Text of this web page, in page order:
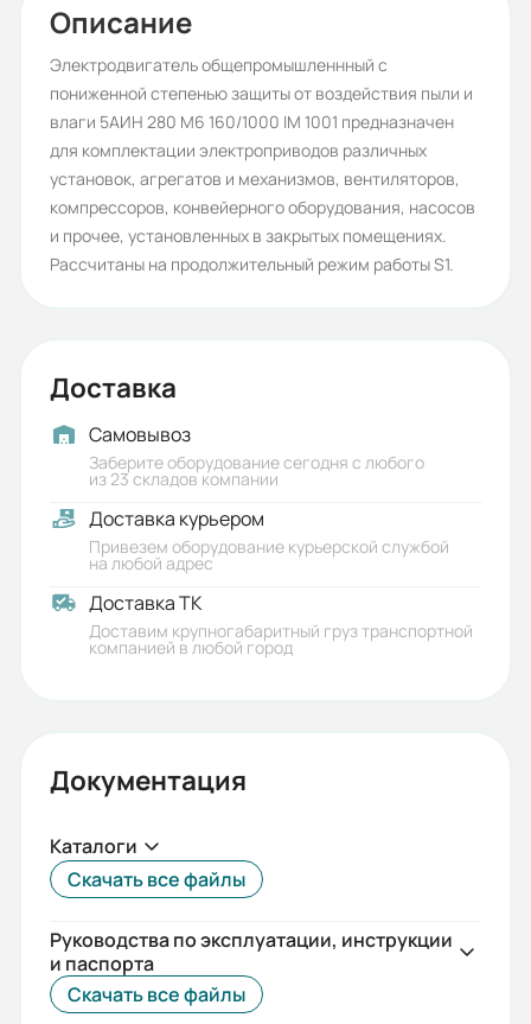
380/660
Количество полюсов:
6
Высота оси вращения (мм):
280
Стандарт:
ГОСТ
Бренд:
5АИ
Класс защиты (IP):
23
Iп/Iн:
6
У1/У2
Коэф. мощности:
0,75
88
Длина сердечника статора:
Описание
Электродвигатель общепромышленнный с
пониженной степенью защиты от воздействия пыли и
влаги 5АИН 280 М6 160/1000 IM 1001 предназначен
для комплектации электроприводов различных
установок, агрегатов и механизмов, вентиляторов,
компрессоров, конвейерного оборудования, насосов
и прочее, установленных в закрытых помещениях.
Рассчитаны на продолжительный режим работы S1.
Доставка
Самовывоз
Заберите оборудование сегодня с любого
из 23 складов компании
Доставка курьером
Привезем оборудование курьерской службой
на любой адрес
Доставка ТК
Доставим крупногабаритный груз транспортной
компанией в любой город
Документация
Каталоги
Скачать все файлы
Руководства по эксплуатации, инструкции
и паспорта
Скачать все файлы